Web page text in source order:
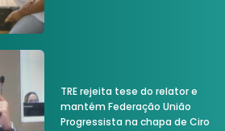
TRE rejeita tese do relator e
mantém Federação União
Progressista na chapa de Ciro